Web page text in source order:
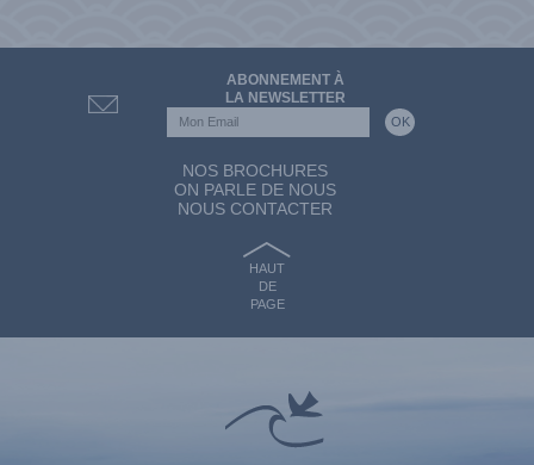
ABONNEMENT À
LA NEWSLETTER
NOS BROCHURES
ON PARLE DE NOUS
NOUS CONTACTER
HAUT
DE
PAGE